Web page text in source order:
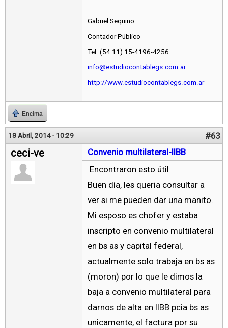
Gabriel Sequino
Contador Público
Tel. (54 11) 15-4196-4256
info@estudiocontablegs.com.ar
http://www.estudiocontablegs.com.ar
Encima
18 Abril, 2014 - 10:29 #63
ceci-ve
Convenio multilateral-IIBB
Encontraron esto útil
Buen día, les queria consultar a
ver si me pueden dar una manito.
Mi esposo es chofer y estaba
inscripto en convenio multilateral
en bs as y capital federal,
actualmente solo trabaja en bs as
(moron) por lo que le dimos la
baja a convenio multilateral para
darnos de alta en IIBB pcia bs as
unicamente, el factura por su